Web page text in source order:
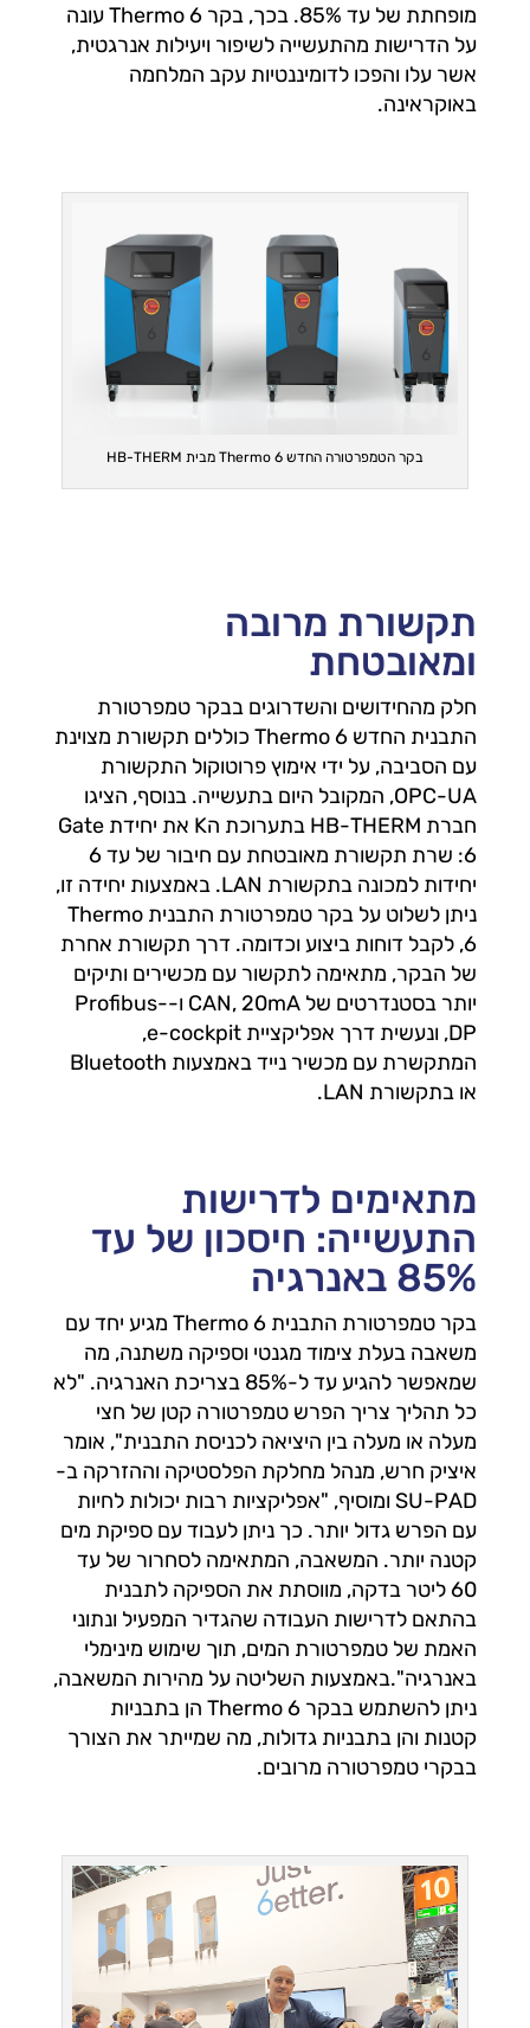
מופחתת של עד 85%. בכך, בקר Thermo 6 עונה
על הדרישות מהתעשייה לשיפור ויעילות אנרגטית,
אשר עלו והפכו לדומיננטיות עקב המלחמה
באוקראינה.
בקר הטמפרטורה החדש Thermo 6 מבית HB-THERM
תקשורת מרובה
ומאובטחת
חלק מהחידושים והשדרוגים בבקר טמפרטורת
התבנית החדש Thermo 6 כוללים תקשורת מצוינת
עם הסביבה, על ידי אימוץ פרוטוקול התקשורת
OPC-UA, המקובל היום בתעשייה. בנוסף, הציגו
חברת HB-THERM בתערוכת הK את יחידת Gate
6: שרת תקשורת מאובטחת עם חיבור של עד 6
יחידות למכונה בתקשורת LAN. באמצעות יחידה זו,
ניתן לשלוט על בקר טמפרטורת התבנית Thermo
6, לקבל דוחות ביצוע וכדומה. דרך תקשורת אחרת
של הבקר, מתאימה לתקשור עם מכשירים ותיקים
יותר בסטנדרטים של CAN, 20mA ו-Profibus-
DP, ונעשית דרך אפליקציית e-cockpit,
המתקשרת עם מכשיר נייד באמצעות Bluetooth
או בתקשורת LAN.
מתאימים לדרישות
התעשייה: חיסכון של עד
85% באנרגיה
בקר טמפרטורת התבנית Thermo 6 מגיע יחד עם
משאבה בעלת צימוד מגנטי וספיקה משתנה, מה
שמאפשר להגיע עד ל-85% בצריכת האנרגיה. "לא
כל תהליך צריך הפרש טמפרטורה קטן של חצי
מעלה או מעלה בין היציאה לכניסת התבנית", אומר
איציק חרש, מנהל מחלקת הפלסטיקה וההזרקה ב-
SU-PAD ומוסיף, "אפליקציות רבות יכולות לחיות
עם הפרש גדול יותר. כך ניתן לעבוד עם ספיקת מים
קטנה יותר. המשאבה, המתאימה לסחרור של עד
60 ליטר בדקה, מווסתת את הספיקה לתבנית
בהתאם לדרישות העבודה שהגדיר המפעיל ונתוני
האמת של טמפרטורת המים, תוך שימוש מינימלי
באנרגיה".באמצעות השליטה על מהירות המשאבה,
ניתן להשתמש בבקר Thermo 6 הן בתבניות
קטנות והן בתבניות גדולות, מה שמייתר את הצורך
בבקרי טמפרטורה מרובים.